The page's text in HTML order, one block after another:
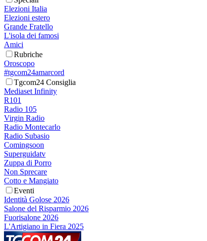
Elezioni Italia
Elezioni estero
Grande Fratello
L'isola dei famosi
Amici
Rubriche
Oroscopo
#tgcom24amarcord
Tgcom24 Consiglia
Mediaset Infinity
R101
Radio 105
Virgin Radio
Radio Montecarlo
Radio Subasio
Comingsoon
Superguidatv
Zuppa di Porro
Non Sprecare
Cotto e Mangiato
Eventi
Identità Golose 2026
Salone del Risparmio 2026
Fuorisalone 2026
L'Artigiano in Fiera 2025